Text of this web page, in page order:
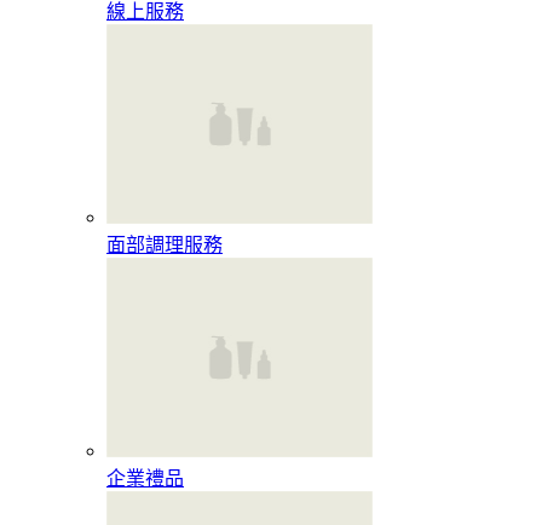
線上服務
面部調理服務
企業禮品